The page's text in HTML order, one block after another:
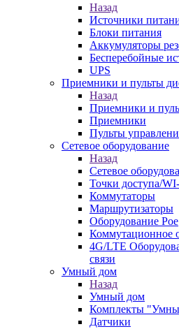
Назад
Источники
Блоки питания
Аккумуляторы
Бесперебойные
UPS
Приемники и пульты
Назад
Приемники и
Приемники
Пульты
Сетевое оборудование
Назад
Сетевое
Точки доступа/
Коммутаторы
Маршрутизаторы
Оборудование Poe
Коммутационное
4G/LTE
связи
Умный дом
Назад
Умный дом
Комплекты
Датчики